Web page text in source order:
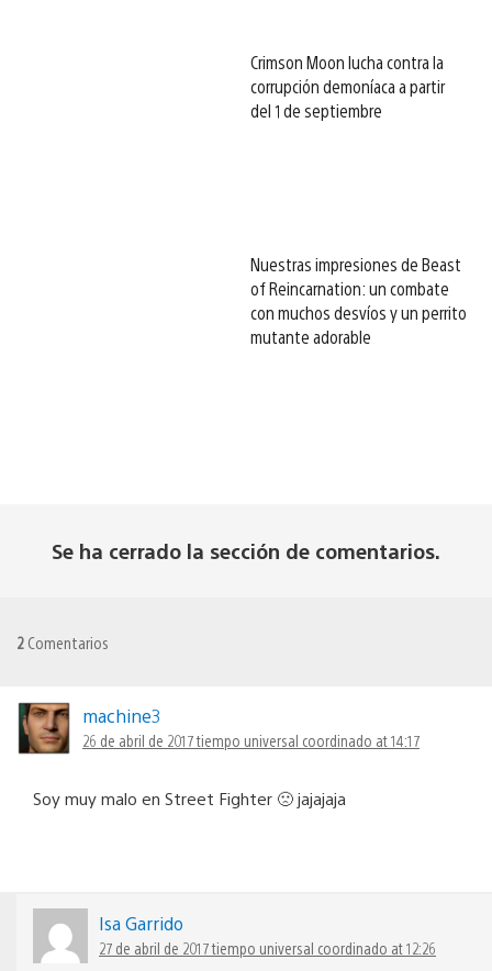
Crimson Moon lucha contra la
corrupción demoníaca a partir
del 1 de septiembre
Nuestras impresiones de Beast
of Reincarnation: un combate
con muchos desvíos y un perrito
mutante adorable
Se ha cerrado la sección de comentarios.
2 Comentarios
machine3
26 de abril de 2017 tiempo universal coordinado at 14:17
Soy muy malo en Street Fighter 🙁 jajajaja
Isa Garrido
27 de abril de 2017 tiempo universal coordinado at 12:26